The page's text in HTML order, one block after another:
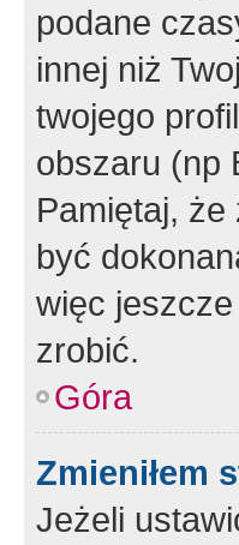
podane
innej niż
twojego
obszaru (np
Pamiętaj,
być
więc
zrobić.
Góra
Zmieniłem
Jeżeli